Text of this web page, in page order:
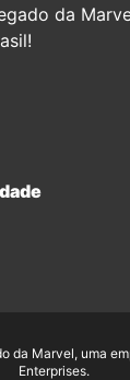
da
da Marvel, uma
Enterprises.